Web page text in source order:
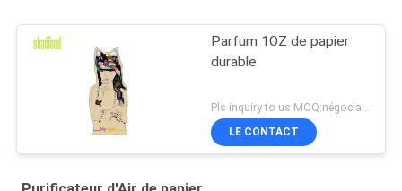
Parfum 1OZ de papier
durable
LE CONTACT